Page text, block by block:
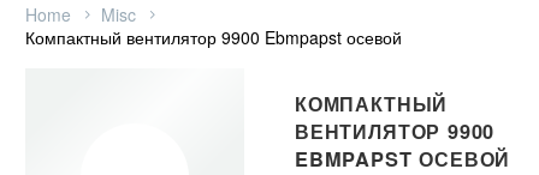
Home
Misc
Компактный вентилятор 9900 Ebmpapst осевой
КОМПАКТНЫЙ
ВЕНТИЛЯТОР 9900
EBMPAPST ОСЕВОЙ